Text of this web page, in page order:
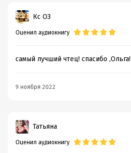
Кс ОЗ
Оценил аудиокнигу
самый лучший чтец! спасибо ,Ольга!
9 ноября 2022
Татьяна
Оценил аудиокнигу